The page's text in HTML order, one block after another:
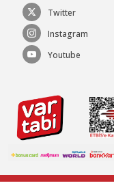
Twitter
Instagram
Youtube